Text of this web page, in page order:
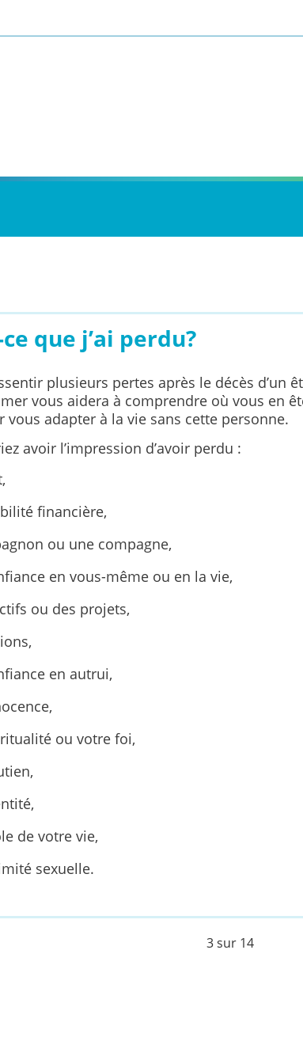
ce que j’ai perdu?
plusieurs pertes après le décès d’un
vous aidera à comprendre où vous en
vous adapter à la vie sans cette personne.
avoir l’impression d’avoir perdu :
financière,
ou une compagne,
en vous-même ou en la vie,
ou des projets,
en autrui,
ou votre foi,
de votre vie,
sexuelle.
3 sur 14